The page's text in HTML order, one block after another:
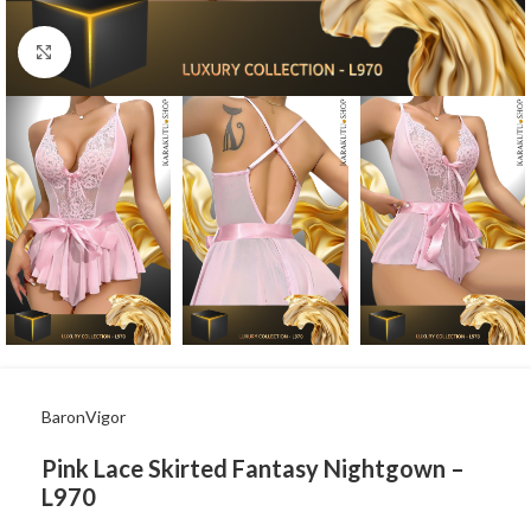
Click to enlarge
BaronVigor
Pink Lace Skirted Fantasy Nightgown –
L970